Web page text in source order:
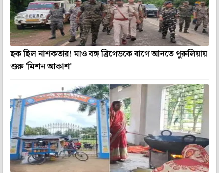
ছক ছিল নাশকতার! মাও বঙ্গ ব্রিগেডকে বাগে আনতে পুরুলিয়ায়
শুরু 'মিশন আকাশ'